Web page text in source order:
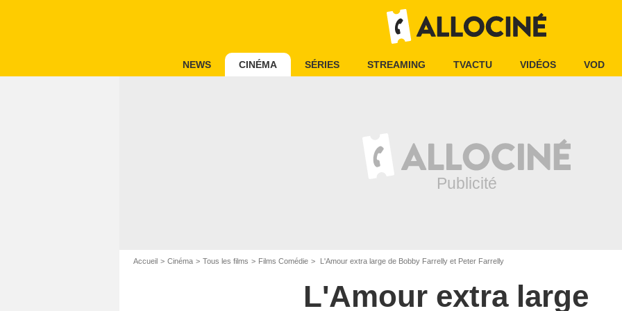
NEWS CINÉMA SÉRIES STREAMING TVACTU VIDÉOS VOD
Accueil Cinéma Tous les films Films Comédie L'Amour extra large de Bobby Farrelly et Peter Farrelly
L'Amour extra large